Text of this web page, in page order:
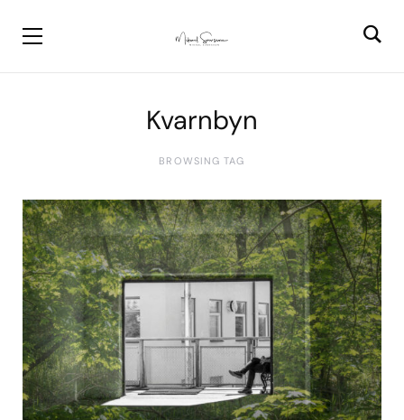
Kvarnbyn
BROWSING TAG